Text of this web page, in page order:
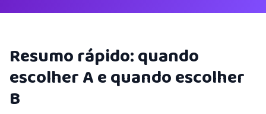
Resumo rápido: quando
escolher A e quando escolher
B